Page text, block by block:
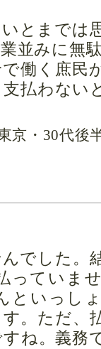
とまでは
並みに無
働く庶民
払わない
京・30代後
でした。
っていま
といっし
。ただ、
ね。義務